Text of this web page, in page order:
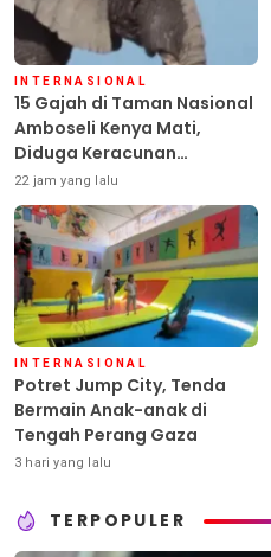
INTERNASIONAL
15 Gajah di Taman Nasional
Amboseli Kenya Mati,
Diduga Keracunan
Pestisida
22 jam yang lalu
INTERNASIONAL
Potret Jump City, Tenda
Bermain Anak-anak di
Tengah Perang Gaza
3 hari yang lalu
TERPOPULER